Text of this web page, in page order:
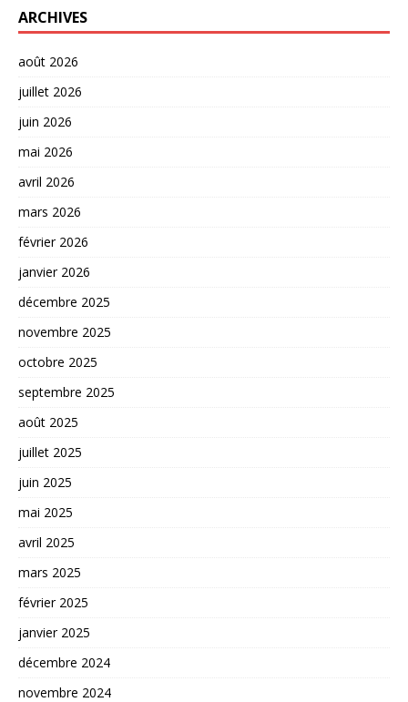
ARCHIVES
août 2026
juillet 2026
juin 2026
mai 2026
avril 2026
mars 2026
février 2026
janvier 2026
décembre 2025
novembre 2025
octobre 2025
septembre 2025
août 2025
juillet 2025
juin 2025
mai 2025
avril 2025
mars 2025
février 2025
janvier 2025
décembre 2024
novembre 2024